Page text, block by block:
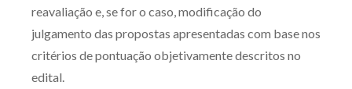
reavaliação e, se for o caso, modificação do
julgamento das propostas apresentadas com base nos
critérios de pontuação objetivamente descritos no
edital.